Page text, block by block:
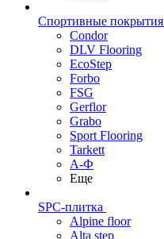
Спортивные покрытия
Condor
DLV Flooring
EcoStep
Forbo
FSG
Gerflor
Grabo
Sport Flooring
Tarkett
А-Ф
Еще
SPC-плитка
Alpine floor
Alta step